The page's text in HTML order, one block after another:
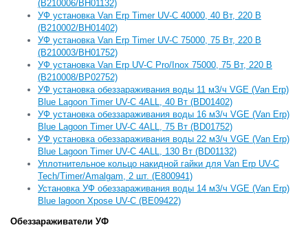
(B210006/BH01132)
УФ установка Van Erp Timer UV-C 40000, 40 Вт, 220 В
(B210002/BH01402)
УФ установка Van Erp Timer UV-C 75000, 75 Вт, 220 В
(B210003/BH01752)
УФ установка Van Erp UV-C Pro/Inox 75000, 75 Вт, 220 В
(B210008/BP02752)
УФ установка обеззараживания воды 11 м3/ч VGE (Van Erp)
Blue Lagoon Timer UV-C 4ALL, 40 Вт (BD01402)
УФ установка обеззараживания воды 16 м3/ч VGE (Van Erp)
Blue Lagoon Timer UV-C 4ALL, 75 Вт (BD01752)
УФ установка обеззараживания воды 22 м3/ч VGE (Van Erp)
Blue Lagoon Timer UV-C 4ALL, 130 Вт (BD01132)
Уплотнительное кольцо накидной гайки для Van Erp UV-C
Tech/Timer/Amalgam, 2 шт. (E800941)
Установка УФ обеззараживания воды 14 м3/ч VGE (Van Erp)
Blue lagoon Xpose UV-C (BE09422)
Обеззараживатели УФ